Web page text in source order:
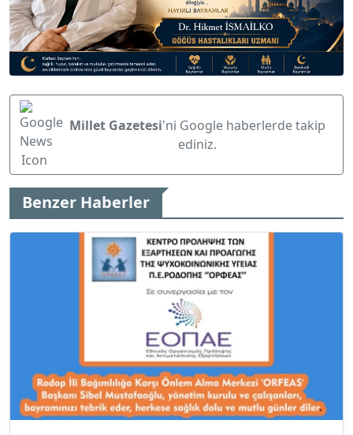
Millet Gazetesi'ni Google haberlerde takip
ediniz.
Benzer Haberler